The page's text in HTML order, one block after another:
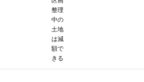
整理
中の
土地
は減
額で
きる